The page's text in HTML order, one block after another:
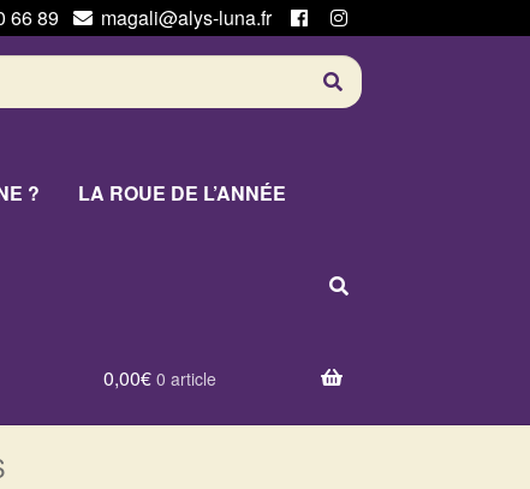
66 89
magali@alys-luna.fr
? LA ROUE DE L’ANNÉE
0,00€ 0 article